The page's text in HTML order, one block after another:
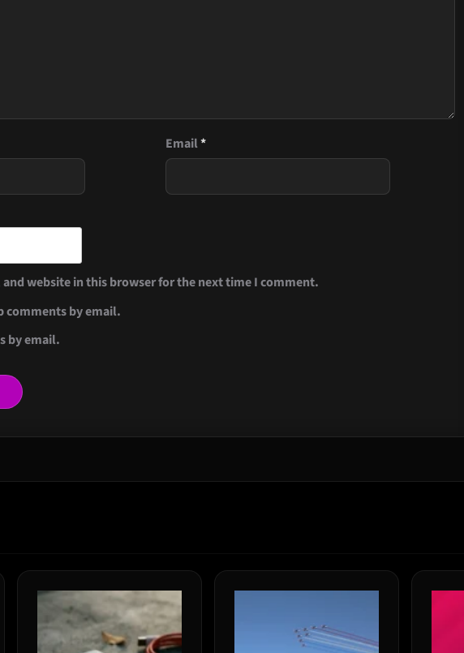
Email*
and website in this browser for the next time I comment.
comments by email.
by email.